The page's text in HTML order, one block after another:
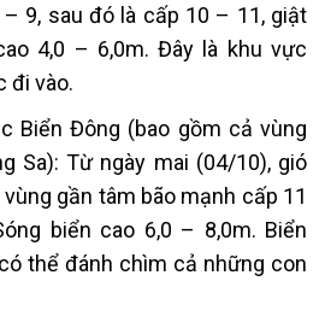
9, sau đó là cấp 10 – 11, giật
4,0 – 6,0m. Đây là khu vực
đi vào.
Biển Đông (bao gồm cả vùng
Sa): Từ ngày mai (04/10), gió
gần tâm bão mạnh cấp 11
biển cao 6,0 – 8,0m. Biển
thể đánh chìm cả những con